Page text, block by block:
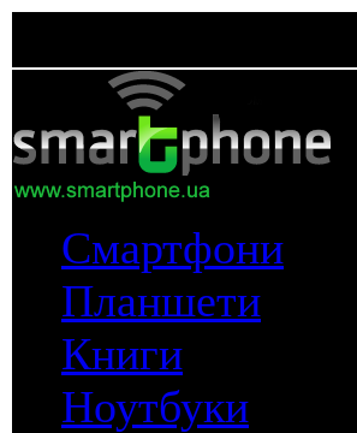
Смартфони
Планшети
Книги
Ноутбуки